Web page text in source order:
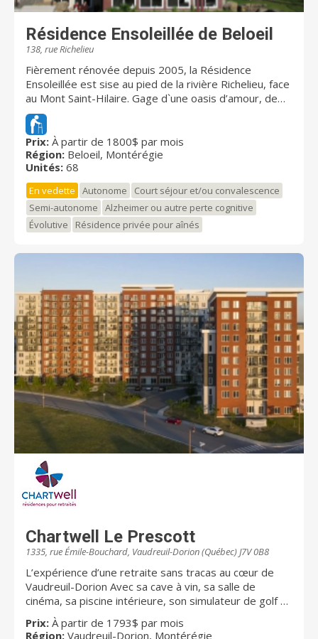
Résidence Ensoleillée de Beloeil
138, rue Richelieu
Fièrement rénovée depuis 2005, la Résidence
Ensoleillée est sise au pied de la rivière Richelieu, face
au Mont Saint-Hilaire. Gage d`une oasis d’amour, de
paix et de sécurité, la résidence accueille 68
personnes âgées autonomes ou semi-autonomes.
Une unité protégée accueille 11 résidents en toute
sécurité. Cette unité s'adresse aux personnes qui
nécessitent une assistance soutenue pour accomplir
plusieurs activités de la vie quotidienne. Ils bénéficient
d'une assistance régulière établie selon les besoins
personnalisés, 24 h sur 24. Notre personnel est
formé afin d'offrir aux résidents tout le support et
préoccupation est de nous assurer que les résidents
et compréhension, dans le respect de leur dignité, de
leur autonomie et de leurs besoins. Nos normes de
sécurité permettent aux résidents de vivre en toute
confiance. Les activités sont variées et une grande
importance est accordée au maintien d’une bonne
forme physique et mentale des résidents. Il est
également possible de recevoir les parents et amis
en toute intimité dans une salle à dîner spécialement
aménagée pour l’occasion. Autant d’éléments qui
favorisent l’autonomie sous toutes ses formes.
Prix: À partir de 1800$ par mois
Région: Beloeil, Montérégie
Unités: 68
En vedette Autonome
Court séjour et/ou convalescence
Semi-autonome
Alzheimer ou autre perte cognitive
Évolutive
Résidence privée pour aînés
Chartwell Le Prescott
1335, rue Émile-Bouchard, Vaudreuil-Dorion (Québec) J7V 0B8
L’expérience d’une retraite sans tracas au cœur de
Vaudreuil-Dorion Avec sa cave à vin, sa salle de
cinéma, sa piscine intérieure, son simulateur de golf et
son café Internet, Chartwell Le Prescott donne autant
d’occasions aux résidents de socialiser entre eux que
Prix: À partir de 1793$ par mois
Région: Vaudreuil-Dorion, Montérégie